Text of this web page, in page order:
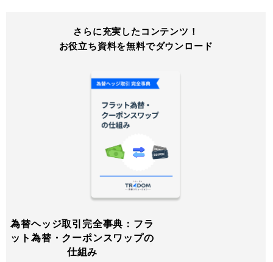
さらに充実したコンテンツ！
お役立ち資料を無料でダウンロード
為替ヘッジ取引完全事典：フラ
ット為替・クーポンスワップの
仕組み